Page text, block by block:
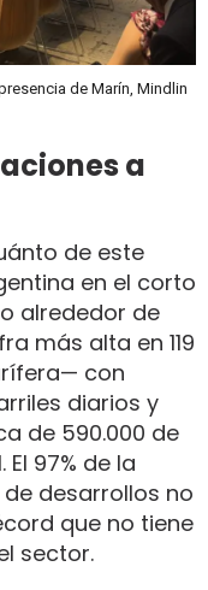
de Marín, Mindlin
a
de este
en el corto
alrededor de
más alta en 119
con
diarios y
de 590.000 de
97% de la
desarrollos no
que no tiene
sector.